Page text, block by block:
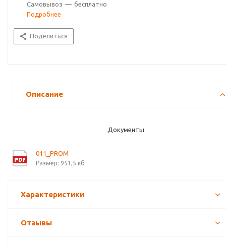
Самовывоз — бесплатно
Подробнее
Поделиться
Описание
Документы
011_PROM
Размер: 951,5 кб
Характеристики
Отзывы